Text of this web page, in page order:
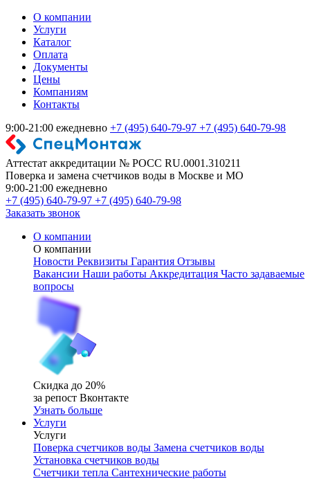
О компании
Услуги
Каталог
Оплата
Документы
Цены
Компаниям
Контакты
9:00-21:00 ежедневно +7 (495) 640-79-97 +7 (495) 640-79-98
Аттестат аккредитации № РОСС RU.0001.310211
Поверка и замена счетчиков воды в Москве и МО
9:00-21:00 ежедневно
+7 (495) 640-79-97 +7 (495) 640-79-98
Заказать звонок
О компании
О компании
Новости Реквизиты Гарантия Отзывы
Вакансии Наши работы Аккредитация Часто задаваемые
вопросы
Скидка до 20%
за репост Вконтакте
Узнать больше
Услуги
Услуги
Поверка счетчиков воды Замена счетчиков воды
Установка счетчиков воды
Счетчики тепла Сантехнические работы